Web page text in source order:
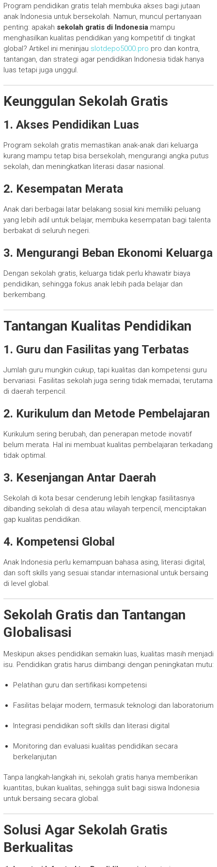
Program pendidikan gratis telah membuka akses bagi jutaan
anak Indonesia untuk bersekolah. Namun, muncul pertanyaan
penting: apakah sekolah gratis di Indonesiamampu
menghasilkan kualitas pendidikan yang kompetitif di tingkat
global? Artikel ini meninjau slotdepo5000.pro pro dan kontra,
tantangan, dan strategi agar pendidikan Indonesia tidak hanya
luas tetapi juga unggul.
Keunggulan Sekolah Gratis
1. Akses Pendidikan Luas
Program sekolah gratis memastikan anak-anak dari keluarga
kurang mampu tetap bisa bersekolah, mengurangi angka putus
sekolah, dan meningkatkan literasi dasar nasional.
2. Kesempatan Merata
Anak dari berbagai latar belakang sosial kini memiliki peluang
yang lebih adil untuk belajar, membuka kesempatan bagi talenta
berbakat di seluruh negeri.
3. Mengurangi Beban Ekonomi Keluarga
Dengan sekolah gratis, keluarga tidak perlu khawatir biaya
pendidikan, sehingga fokus anak lebih pada belajar dan
berkembang.
Tantangan Kualitas Pendidikan
1. Guru dan Fasilitas yang Terbatas
Jumlah guru mungkin cukup, tapi kualitas dan kompetensi guru
bervariasi. Fasilitas sekolah juga sering tidak memadai, terutama
di daerah terpencil.
2. Kurikulum dan Metode Pembelajaran
Kurikulum sering berubah, dan penerapan metode inovatif
belum merata. Hal ini membuat kualitas pembelajaran terkadang
tidak optimal.
3. Kesenjangan Antar Daerah
Sekolah di kota besar cenderung lebih lengkap fasilitasnya
dibanding sekolah di desa atau wilayah terpencil, menciptakan
gap kualitas pendidikan.
4. Kompetensi Global
Anak Indonesia perlu kemampuan bahasa asing, literasi digital,
dan soft skills yang sesuai standar internasional untuk bersaing
di level global.
Sekolah Gratis dan Tantangan
Globalisasi
Meskipun akses pendidikan semakin luas, kualitas masih menjadi
isu. Pendidikan gratis harus diimbangi dengan peningkatan mutu:
Pelatihan guru dan sertifikasi kompetensi
Fasilitas belajar modern, termasuk teknologi dan laboratorium
Integrasi pendidikan soft skills dan literasi digital
Monitoring dan evaluasi kualitas pendidikan secara
berkelanjutan
Tanpa langkah-langkah ini, sekolah gratis hanya memberikan
kuantitas, bukan kualitas, sehingga sulit bagi siswa Indonesia
untuk bersaing secara global.
Solusi Agar Sekolah Gratis
Berkualitas